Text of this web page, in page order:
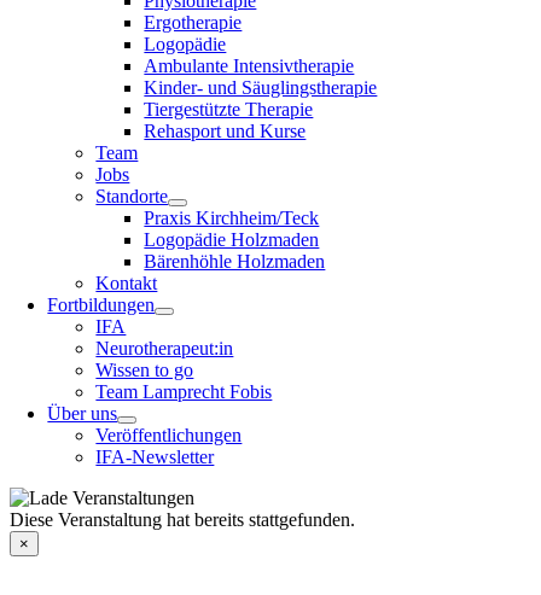
Ergotherapie
Logopädie
Ambulante Intensivtherapie
Kinder- und Säuglingstherapie
Tiergestützte Therapie
Rehasport und Kurse
Team
Jobs
Standorte
Praxis Kirchheim/Teck
Logopädie Holzmaden
Bärenhöhle Holzmaden
Kontakt
Fortbildungen
IFA
Neurotherapeut:in
Wissen to go
Team Lamprecht Fobis
Über uns
Veröffentlichungen
IFA-Newsletter
Diese Veranstaltung hat bereits stattgefunden.
×